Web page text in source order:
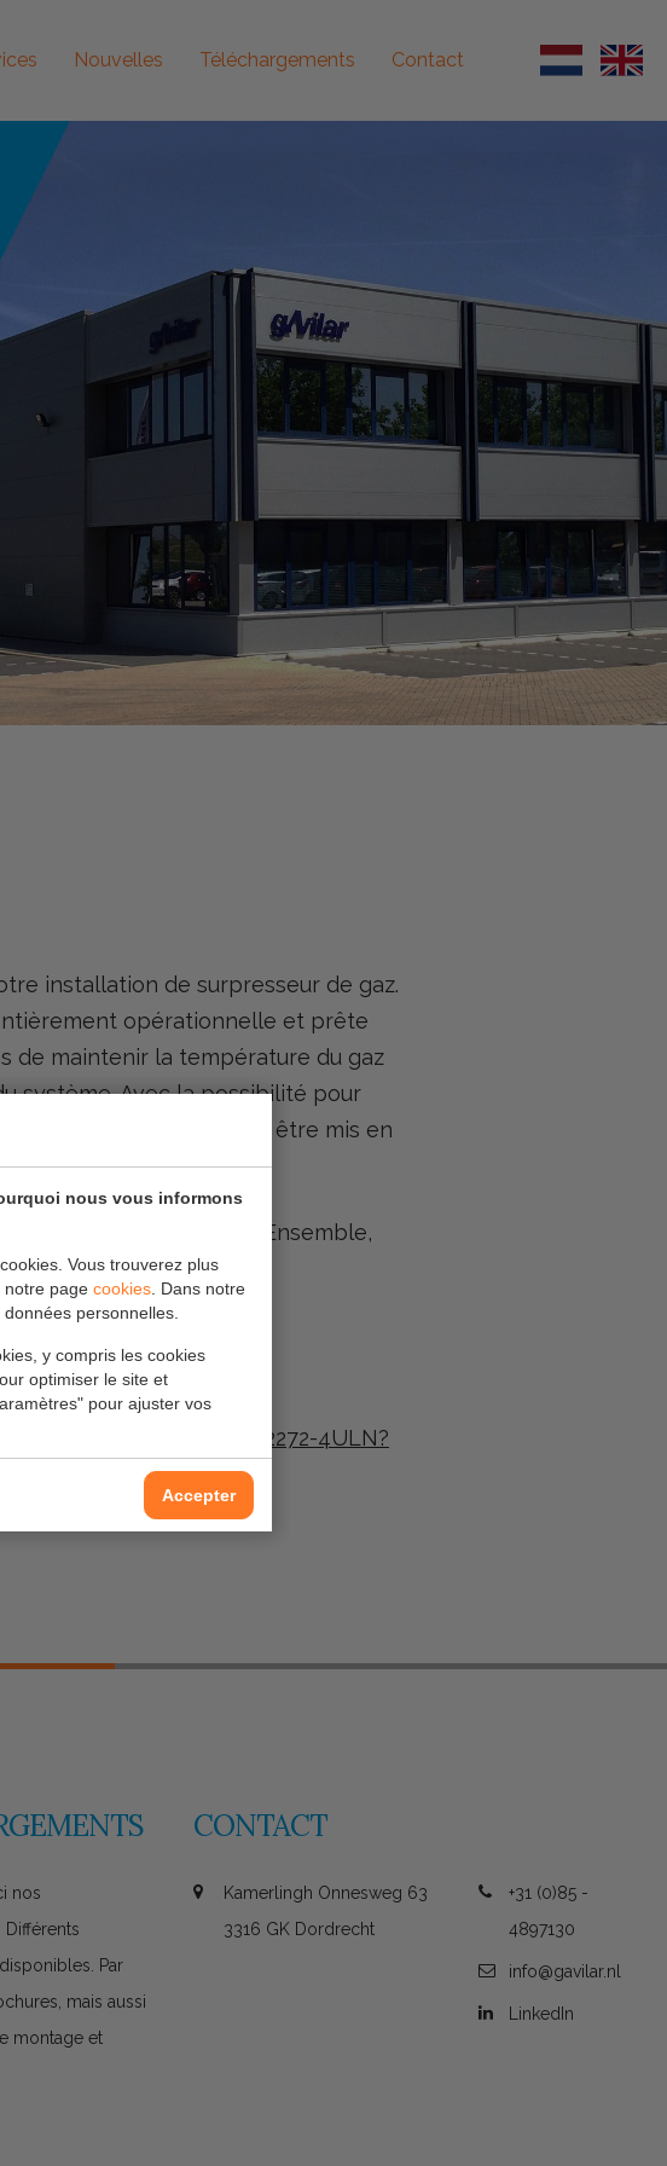
nous vous informons
Vous trouverez plus
notre page cookies . Dans notre
personnelles.
y compris les cookies
optimiser le site et
pour ajuster vos
Accepter
Nouvelles Téléchargements Contact
installation de surpresseur de gaz.
opérationnelle et prête
de maintenir la température du gaz
système. Avec la possibilité pour
de gaz est prêt à être mis en
contribué à ce succès. Ensemble,
7212134225519542272-4ULN?
nos
Par
mais aussi
montage et
CONTACT
Kamerlingh Onnesweg 63
3316 GK Dordrecht
+31 (0)85 -
4897130
info@gavilar.nl
LinkedIn